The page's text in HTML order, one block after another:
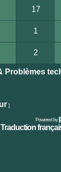
17
1
2
Problèmes
]
Powered by
Traduction